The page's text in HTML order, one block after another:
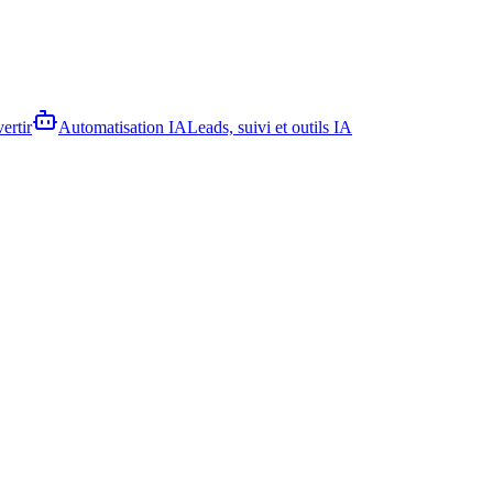
Automatisation IALeads, suivi et outils IA